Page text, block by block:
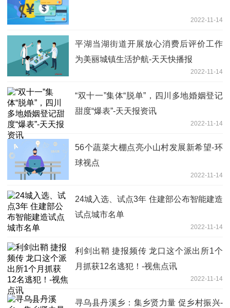
2022-11-14
平湖当湖街道开展放心消费后评价工作
为美丽城镇生活护航-天天快播报
2022-11-14
“​双十一”集体“脱单”，四川多地婚姻登记
甜度“爆表”-天天报资讯
2022-11-14
56个蔬菜大棚点亮小山村发展新希望-环
球视点
2022-11-14
24城入选、试点3年 住建部公布智能建造
试点城市名单
2022-11-14
利剑出鞘 捷报频传 龙口这个派出所1个
月抓获12名逃犯！-视焦点讯
2022-11-14
寻乌县丹溪乡：集乡贤力量 促乡村振兴-